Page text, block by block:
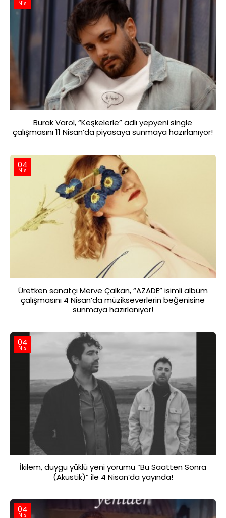
Nis
Burak Varol, “Keşkelerle” adlı yepyeni single
çalışmasını 11 Nisan’da piyasaya sunmaya hazırlanıyor!
04
Nis
Üretken sanatçı Merve Çalkan, “AZADE” isimli albüm
çalışmasını 4 Nisan’da müzikseverlerin beğenisine
sunmaya hazırlanıyor!
04
Nis
İkilem, duygu yüklü yeni yorumu “Bu Saatten Sonra
(Akustik)” ile 4 Nisan’da yayında!
04
Nis